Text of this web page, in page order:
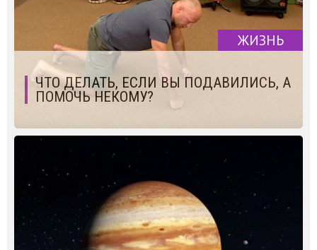
ЖИЗНЬ
ЧТО ДЕЛАТЬ, ЕСЛИ ВЫ ПОДАВИЛИСЬ, А
ПОМОЧЬ НЕКОМУ?